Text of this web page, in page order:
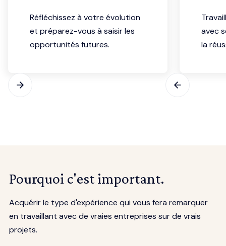
Réfléchissez à votre évolution
et préparez-vous à saisir les
opportunités futures.
avec
la
Pourquoi c'est important.
Acquérir le type d'expérience qui vous fera remarquer
en travaillant avec de vraies entreprises sur de vrais
projets.